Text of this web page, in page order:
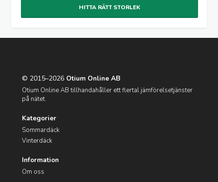
HITTA RÄTT STORLEK
© 2015–2026 Otium Online AB
Otium Online AB tillhandahåller ett flertal jämförelsetjänster
på nätet.
Kategorier
Sommardäck
Vinterdäck
Information
Om oss